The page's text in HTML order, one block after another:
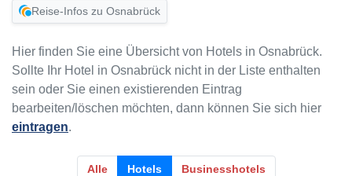
Reise-Infos zu Osnabrück
Hier finden Sie eine Übersicht von Hotels in Osnabrück.
Sollte Ihr Hotel in Osnabrück nicht in der Liste enthalten
sein oder Sie einen existierenden Eintrag
bearbeiten/löschen möchten, dann können Sie sich hier
eintragen.
Alle Hotels Businesshotels